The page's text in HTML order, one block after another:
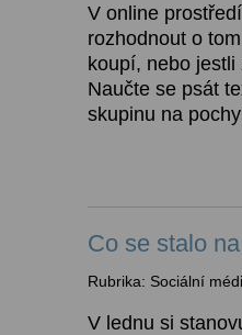
V online
rozhodnout o
koupí, nebo
Naučte se psát
skupinu na
Co se stalo
Rubrika: Sociální
V lednu si